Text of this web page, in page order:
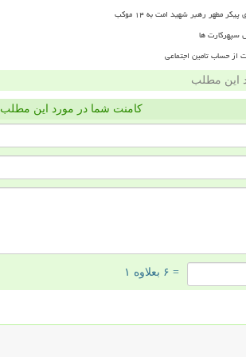
مطهر رهبر شهید امت به ۱۴ موکب
سپهرکارت ها
از حساب تامین اجتماعی
این مطلب
کامنت شما در مورد این مطلب
= ۶ بعلاوه ۱